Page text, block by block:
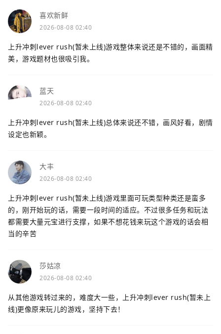
喜欢新鲜
2026-08-08 02:40
上升冲刺lever rush(暂未上线)游戏整体来说还是不错的，画面精
美，游戏题材也很吸引我。
蓝天
2026-08-08 02:40
上升冲刺lever rush(暂未上线)总体来说还不错，画风好看，剧情
设定也新颖。
大丰
2026-08-08 02:40
上升冲刺lever rush(暂未上线)游戏里面可玩类型种类还是蛮多
的，刚开始玩的话，需要一段时间的适应。不过很多任务和玩法
都需要大量元宝进行支撑，如果不想花钱来玩这个游戏的话会相
当的辛苦
莎姑凉
2026-08-08 02:40
从其他游戏转过来的，难度大一些，上升冲刺lever rush(暂未上
线)更像原来玩儿的游戏，坚持下去！